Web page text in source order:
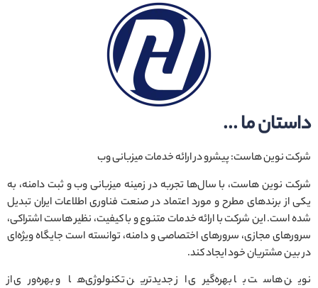
داستان ما ...
شرکت نوین هاست: پیشرو در ارائه خدمات میزبانی وب
شرکت نوین هاست، با سال‌ها تجربه در زمینه میزبانی وب و ثبت دامنه، به
یکی از برندهای مطرح و مورد اعتماد در صنعت فناوری اطلاعات ایران تبدیل
شده است. این شرکت با ارائه خدمات متنوع و با کیفیت، نظیر هاست اشتراکی،
سرورهای مجازی، سرورهای اختصاصی و دامنه، توانسته است جایگاه ویژه‌ای
در بین مشتریان خود ایجاد کند.
نوین هاست با بهره‌گیری از جدیدترین تکنولوژی‌ها و بهره‌وری از